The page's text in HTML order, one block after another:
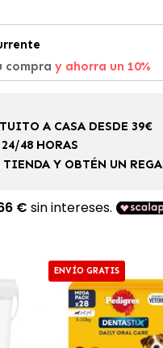
compra y ahorra un 10%
A CASA DESDE 39€
48 HORAS
TIENDA Y OBTÉN UN
ENVÍO GRATIS